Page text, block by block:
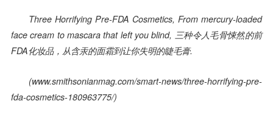
Three Horrifying Pre-FDA Cosmetics, From mercury-loaded
face cream to mascara that left you blind, 三种令人毛骨悚然的前
FDA化妆品，从含汞的面霜到让你失明的睫毛膏.
(www.smithsonianmag.com/smart-news/three-horrifying-pre-
fda-cosmetics-180963775/)